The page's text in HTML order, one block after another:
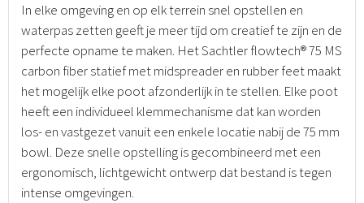
In elke omgeving en op elk terrein snel opstellen en
waterpas zetten geeft je meer tijd om creatief te zijn en de
perfecte opname te maken. Het Sachtler flowtech® 75 MS
carbon fiber statief met midspreader en rubber feet maakt
het mogelijk elke poot afzonderlijk in te stellen. Elke poot
heeft een individueel klemmechanisme dat kan worden
los- en vastgezet vanuit een enkele locatie nabij de 75 mm
bowl. Deze snelle opstelling is gecombineerd met een
ergonomisch, lichtgewicht ontwerp dat bestand is tegen
intense omgevingen.